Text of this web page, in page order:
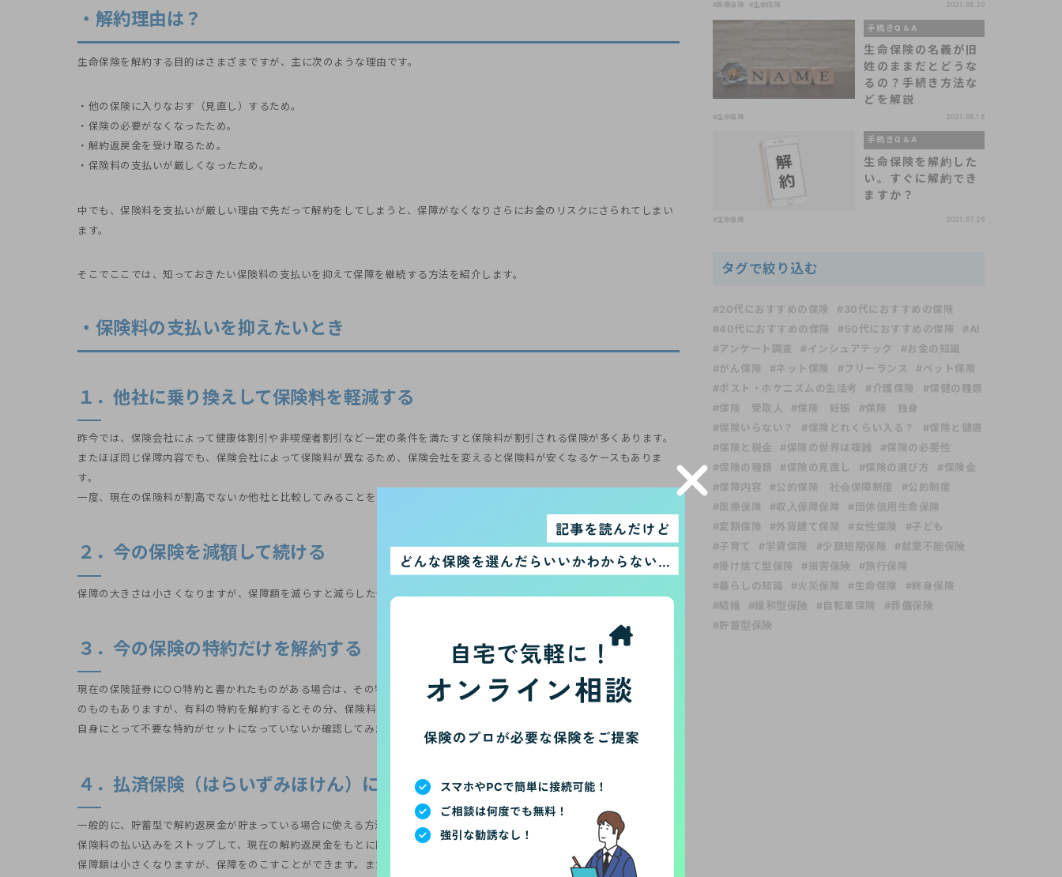
・解約理由は？
生命保険を解約する目的はさまざまですが、主に次のような理由です。
・他の保険に入りなおす（見直し）するため。
・保険の必要がなくなったため。
・解約返戻金を受け取るため。
・保険料の支払いが厳しくなったため。
中でも、保険料を支払いが厳しい理由で先だって解約をしてしまうと、保障がなくなりさらにお金のリスクにさられてしまい
ます。
そこでここでは、知っておきたい保険料の支払いを抑えて保障を継続する方法を紹介します。
・保険料の支払いを抑えたいとき
１．他社に乗り換えして保険料を軽減する
昨今では、保険会社によって健康体割引や非喫煙者割引など一定の条件を満たすと保険料が割引される保険が多くあります。
またほぼ同じ保障内容でも、保険会社によって保険料が異なるため、保険会社を変えると保険料が安くなるケースもありま
す。
一度、現在の保険料が割高でないか他社と比較してみることをおすすめします。
２．今の保険を減額して続ける
保障の大きさは小さくなりますが、保障額を減らすと減らした分だけ、保険料も抑えることができます。
３．今の保険の特約だけを解約する
現在の保険証券に○○特約と書かれたものがある場合は、その特約によって上乗せ保障がついています。一部の特約には無料
のものもありますが、有料の特約を解約するとその分、保険料を減らすことができます。
自身にとって不要な特約がセットになっていないか確認してみましょう。
４．払済保険（はらいずみほけん）に変更する。
一般的に、貯蓄型で解約返戻金が貯まっている場合に使える方法です。
保険料の払い込みをストップして、現在の解約返戻金をもとに同じ保険に加入する方法です。
保障額は小さくなりますが、保障をのこすことができます。また、解約返戻金が運用されていくため、今すぐに解約して解約
#医療保険 #生命保険 2021.08.20
手続きQ＆A
生命保険の名義が旧
姓のままだとどうな
るの？手続き方法な
どを解説
#生命保険 2021.08.16
手続きQ＆A
生命保険を解約した
い。すぐに解約でき
ますか？
#生命保険 2021.07.29
タグで絞り込む
#20代におすすめの保険
#30代におすすめの保険
#40代におすすめの保険
#50代におすすめの保険
#AI
#アンケート調査
#インシュアテック
#お金の知識
#がん保険
#ネット保険 #フリーランス
#ペット保険
#ポスト・ホケニズムの生活考
#介護保険
#保健の種類
#保険 受取人
#保険 妊娠
#保険 独身
#保険いらない？
#保険どれくらい入る？
#保険と健康
#保険と税金
#保険の世界は複雑
#保険の必要性
#保険の種類
#保険の見直し #保険の選び方
#保険金
#保障内容
#公的保険 社会保障制度
#公的制度
#医療保険
#収入保障保険
#団体信用生命保険
#変額保険
#外貨建て保険 #女性保険
#子ども
#子育て
#学資保険 #少額短期保険
#就業不能保険
#掛け捨て型保険
#損害保険
#旅行保険
#暮らしの知識
#火災保険 #生命保険
#終身保険
#結婚
#緩和型保険 #自転車保険
#葬儀保険
#貯蓄型保険